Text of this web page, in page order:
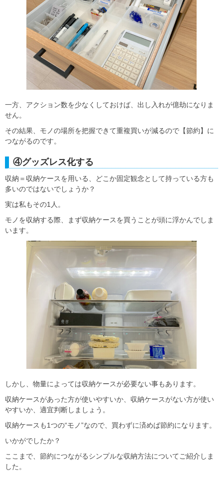
一方、アクション数を少なくしておけば、出し入れが億劫になりま
せん。
その結果、モノの場所を把握できて重複買いが減るので【節約】に
つながるのです。
④グッズレス化する
収納＝収納ケースを用いる、どこか固定観念として持っている方も
多いのではないでしょうか？
実は私もその1人。
モノを収納する際、まず収納ケースを買うことが頭に浮かんでしま
います。
しかし、物量によっては収納ケースが必要ない事もあります。
収納ケースがあった方が使いやすいか、収納ケースがない方が使い
やすいか、適宜判断しましょう。
収納ケースも1つの“モノ”なので、買わずに済めば節約になります。
いかがでしたか？
ここまで、節約につながるシンプルな収納方法についてご紹介しま
した。